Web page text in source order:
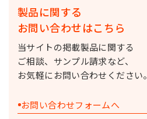
製品に関する
お問い合わせはこちら
当サイトの掲載製品に関する
ご相談、サンプル請求など、
お気軽にお問い合わせください。
お問い合わせフォームへ